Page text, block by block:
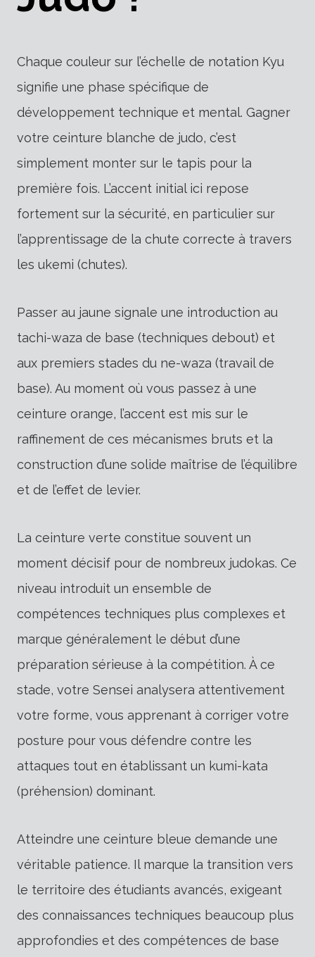
Chaque couleur sur l’échelle de notation Kyu
signifie une phase spécifique de
développement technique et mental. Gagner
votre ceinture blanche de judo, c’est
simplement monter sur le tapis pour la
première fois. L’accent initial ici repose
fortement sur la sécurité, en particulier sur
l’apprentissage de la chute correcte à travers
les ukemi (chutes).
Passer au jaune signale une introduction au
tachi-waza de base (techniques debout) et
aux premiers stades du ne-waza (travail de
base). Au moment où vous passez à une
ceinture orange, l’accent est mis sur le
raffinement de ces mécanismes bruts et la
construction d’une solide maîtrise de l’équilibre
et de l’effet de levier.
La ceinture verte constitue souvent un
moment décisif pour de nombreux judokas. Ce
niveau introduit un ensemble de
compétences techniques plus complexes et
marque généralement le début d’une
préparation sérieuse à la compétition. À ce
stade, votre Sensei analysera attentivement
votre forme, vous apprenant à corriger votre
posture pour vous défendre contre les
attaques tout en établissant un kumi-kata
(préhension) dominant.
Atteindre une ceinture bleue demande une
véritable patience. Il marque la transition vers
le territoire des étudiants avancés, exigeant
des connaissances techniques beaucoup plus
approfondies et des compétences de base